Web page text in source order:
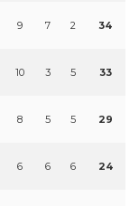
9 7 2 34
10 3 5 33
8 5 5 29
6 6 6 24